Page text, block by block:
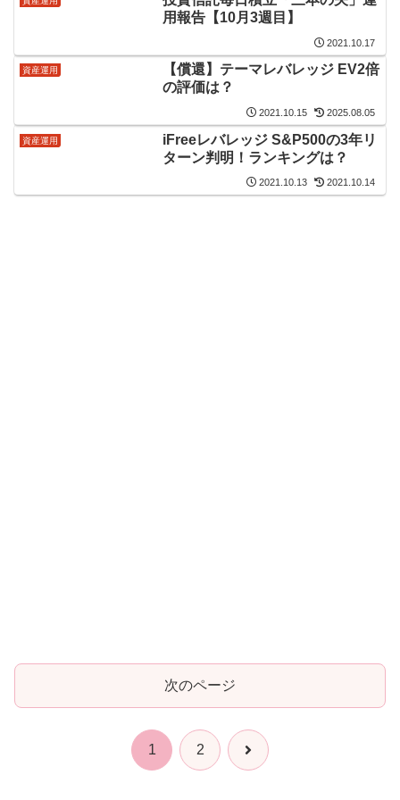
用報告【10月3週目】
2021.10.17
資産運用
【償還】テーマレバレッジ EV2倍
の評価は？
2021.10.15 2025.08.05
資産運用
iFreeレバレッジ S&P500の3年リ
ターン判明！ランキングは？
2021.10.13 2021.10.14
次のページ
1 2 次